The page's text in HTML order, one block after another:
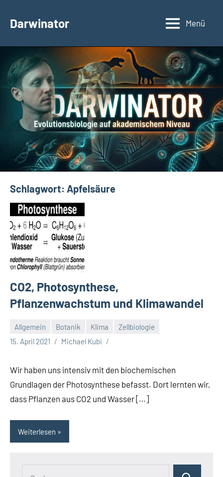
InhaltDarwinator
Evolutionsbiologie
Menü
Schlagwort: Apfelsäure
CO2, Photosynthese,
Pflanzenwachstum und Klimawandel
Allgemein Botanik Klima
Zellbiologie
15. April 2021
Michael Kubi
Wir haben uns intensiv mit den biochemischen
Grundlagen der Photosynthese befasst. Dort lernten wir,
dass Pflanzen aus CO2 und Wasser […]
Weiterlesen